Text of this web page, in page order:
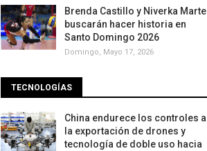
Brenda Castillo y Niverka Marte
buscarán hacer historia en
Santo Domingo 2026
Domingo, Mayo 17, 2026
TECNOLOGÍAS
China endurece los controles a
la exportación de drones y
tecnología de doble uso hacia